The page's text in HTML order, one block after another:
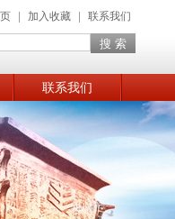
加入收藏 联系我们
联系我们